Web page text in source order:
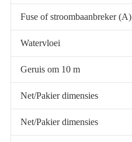
Fuse of stroombaanbreker (A)
Watervloei
Geruis om 10 m
Net/Pakier dimensies
Net/Pakier dimensies